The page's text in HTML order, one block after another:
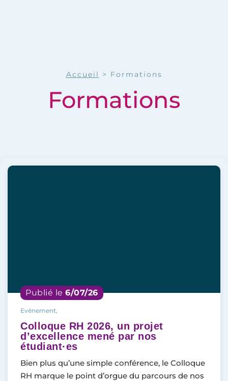
Accueil > Formations
Formations
Publié le 6/07/26
Evénement,
Colloque RH 2026, un projet
d’excellence mené par nos
étudiant·es
Bien plus qu’une simple conférence, le Colloque
RH marque le point d’orgue du parcours de nos